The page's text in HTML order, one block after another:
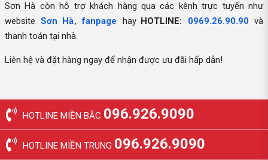
Sơn Hà còn hỗ trợ khách hàng qua các kênh trực tuyến như
website Sơn Hà, fanpage hay HOTLINE: 0969.26.90.90 và
thanh toán tại nhà.
Liên hệ và đặt hàng ngay để nhận được ưu đãi hấp dẫn!
HOTLINE MIỀN BẮC 096.926.9090
HOTLINE MIỀN TRUNG 096.926.9090